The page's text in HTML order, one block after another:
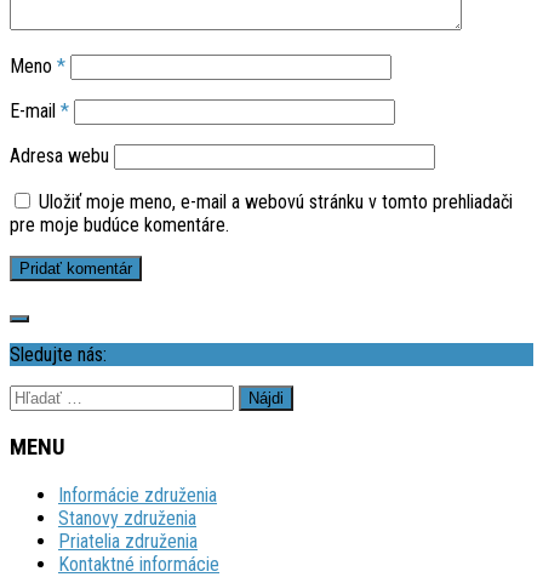
Meno *
E-mail *
Adresa webu
Uložiť moje meno, e-mail a webovú stránku v tomto prehliadači
pre moje budúce komentáre.
Sledujte nás:
Hľadať:
MENU
Informácie združenia
Stanovy združenia
Priatelia združenia
Kontaktné informácie